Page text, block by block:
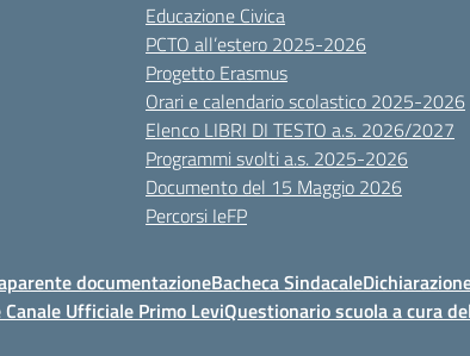
Educazione Civica
PCTO all’estero 2025-2026
Progetto Erasmus
Orari e calendario scolastico 2025-2026
Elenco LIBRI DI TESTO a.s. 2026/2027
Programmi svolti a.s. 2025-2026
Documento del 15 Maggio 2026
Percorsi IeFP
documentazioneBacheca Sindacale
Canale Ufficiale Primo LeviQuestionario scuola a cura